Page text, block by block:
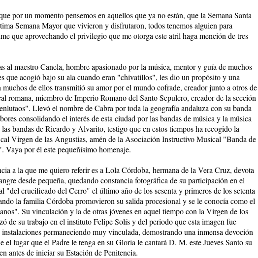
por un momento pensemos en aquellos que ya no están, que la Semana Santa
Semana Mayor que vivieron y disfrutaron, todos tenemos alguien para
que aprovechando el privilegio que me otorga este atril haga mención de tres
al maestro Canela, hombre apasionado por la música, mentor y guía de muchos
que acogió bajo su ala cuando eran "chivatillos", les dio un propósito y una
de ellos transmitió su amor por el mundo cofrade, creador junto a otros de
romana, miembro de Imperio Romano del Santo Sepulcro, creador de la sección
Llevó el nombre de Cabra por toda la geografía andaluza con su banda
consolidando el interés de esta ciudad por las bandas de música y la música
bandas de Ricardo y Alvarito, testigo que en estos tiempos ha recogido la
Virgen de las Angustias, amén de la Asociación Instructivo Musical "Banda de
Vaya por él este pequeñísimo homenaje.
a la que me quiero referir es a Lola Córdoba, hermana de la Vera Cruz, devota
desde pequeña, quedando constancia fotográfica de su participación en el
"del crucificado del Cerro" el último año de los sesenta y primeros de los setenta
la familia Córdoba promovieron su salida procesional y se le conocía como el
Su vinculación y la de otras jóvenes en aquel tiempo con la Virgen de los
de su trabajo en el instituto Felipe Solís y del periodo que esta imagen fue
instalaciones permaneciendo muy vinculada, demostrando una inmensa devoción
el lugar que el Padre le tenga en su Gloria le cantará D. M. este Jueves Santo su
antes de iniciar su Estación de Penitencia.